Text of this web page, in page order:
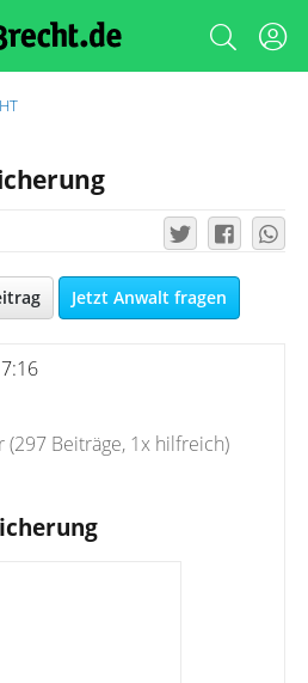
Jetzt Anwalt fragen
(297 Beiträge, 1x hilfreich)